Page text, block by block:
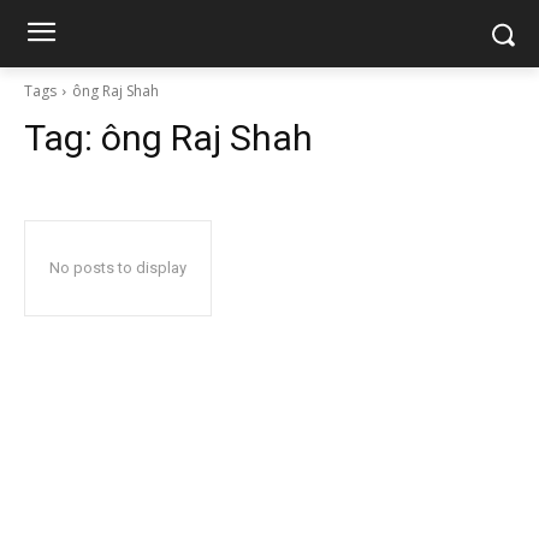
Tags ông Raj Shah
Tag: ông Raj Shah
No posts to display